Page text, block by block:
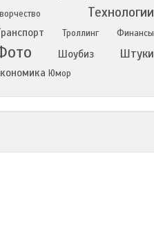
Технологии
Троллинг Финансы
Шоубиз Штуки
Юмор